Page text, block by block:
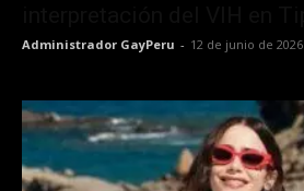
Administrador GayPeru - 12 de junio de 2026